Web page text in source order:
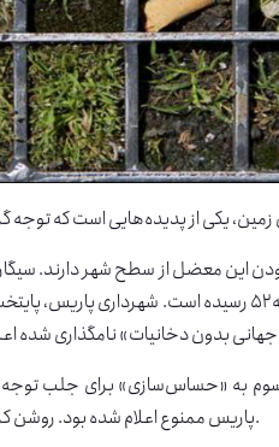
پاریس ممنوع اعلام شده بود. روشن کردن سیگار در مناطق سیگار ممنوع ۳۸ یورو جریمه دارد.